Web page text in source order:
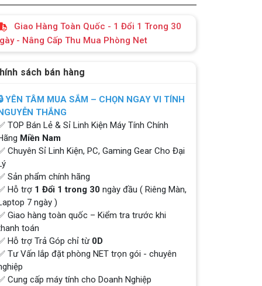
Giao Hàng Toàn Quốc - 1 Đổi 1 Trong 30
- Nâng Cấp Thu Mua Phòng Net
sách bán hàng
YÊN TÂM MUA SẮM – CHỌN NGAY VI TÍNH
THẮNG
TOP Bán Lẻ & Sỉ Linh Kiện Máy Tính Chính
Miền Nam
Chuyên Sỉ Linh Kiện, PC, Gaming Gear Cho Đại
Sản phẩm chính hãng
Hỗ trợ 1 Đổi 1 trong 30 ngày đầu ( Riêng Màn,
7 ngày )
Giao hàng toàn quốc – Kiểm tra trước khi
toán
Hỗ trợ Trả Góp chỉ từ 0D
Tư Vấn lắp đặt phòng NET trọn gói - chuyên
Cung cấp máy tính cho Doanh Nghiệp